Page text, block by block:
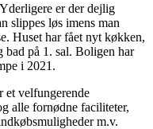
er der dejlig
slippes løs imens man
Huset har fået nyt køkken,
bad på 1. sal. Boligen har
i 2021.
et velfungerende
alle fornødne faciliteter,
m.v.